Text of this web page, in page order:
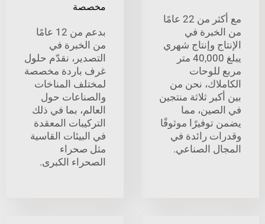
مع أكثر من 22 عامًا
في
وإنتاج شهري
يبلغ 40,000 متر
نحن من
ثلاثة منتجين
مما
موثوقًا
رائدة في
الصناعي.
بدعم من 12 عامًا
من الخبرة في
التصدير، نقدّم حلول
غرف باردة مخصصة
لمختلف المناخات
والصناعات حول
العالم، بما في ذلك
التركيبات المعقدة
في البيئات القاسية
مثل صحراء
الصحراء الكبرى.